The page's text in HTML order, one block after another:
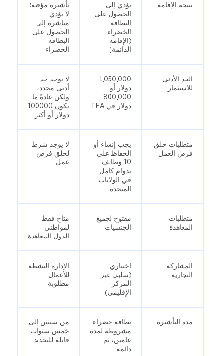
نتيجة الإقامة
يؤدي إلى
الحصول على
البطاقة
الخضراء
(الإقامة
الدائمة)
تأشيرة مؤقتة؛
لا تؤدي
مباشرة إلى
الحصول على
البطاقة
الخضراء
الحد الأدنى
للاستثمار
1,050,000
دولار أو
800,000
دولار في TEA
لا يوجد حد
أدنى محدد،
ولكن عادةً ما
يكون 100000
دولار أو أكثر
متطلبات خلق
فرص العمل
يجب إنشاء أو
الحفاظ على
10 وظائف
بدوام كامل
في الولايات
المتحدة
لا يوجد شرط
لخلق فرص
عمل
متطلبات
المعاهدة
مفتوح لجميع
الجنسيات
متاح فقط
لمواطني
الدول المعاهدة
المشاركة
التجارية
اختياري
(سلبي عبر
المركز
الإقليمي)
الإدارة النشطة
للأعمال
مطلوبة
مدة التأشيرة
بطاقة خضراء
مشروطة لمدة
عامين، ثم
دائمة
من سنتين إلى
خمس سنوات
قابلة للتجديد